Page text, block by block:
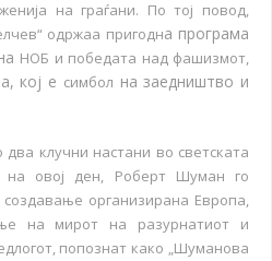
на граѓани. По тој повод,
одржаа пригодна програма
НОБ и победата над фашизмот,
кој е симбол на заедништво и
клучни настани во светската
на овој ден, Роберт Шуман го
организирана Европа,
на мирот на разурнатиот и
попознат како „Шуманова